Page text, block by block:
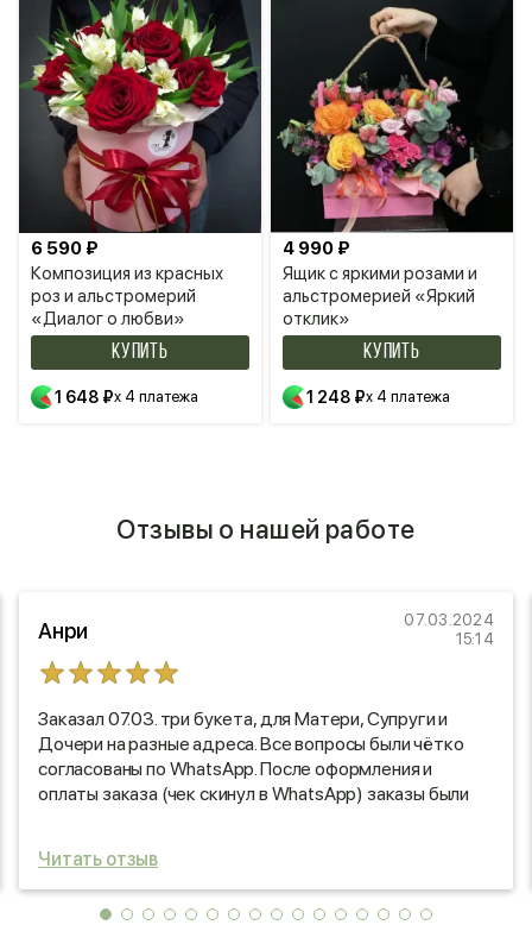
Композиция из красных
роз и альстромерий
«Диалог о любви»
6 590 ₽
КУПИТЬ
1 648 ₽x 4 платежа
Ящик с яркими розами и
альстромерией «Яркий
отклик»
4 990 ₽
КУПИТЬ
1 248 ₽x 4 платежа
Отзывы о нашей работе
Анри
07.03.2024
15:14
Заказал 07.03. три букета, для Матери, Супруги и
Дочери на разные адреса. Все вопросы были чётко
согласованы по WhatsApp. После оформления и
оплаты заказа (чек скинул в WhatsApp) заказы были
фотоотчетом. Букеты моим девочкам очень
понравились. Цветы оказались свежими. Букет,
указанный на сайте, полностью соответствовал
Читать отзыв